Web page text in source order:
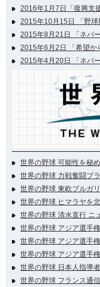
2016年1月7日「復興支
2015年10月15日 「野球
2015年8月21日 「ネパ
2015年6月2日 「希望か
2015年4月20日 「ネパ
世界の野球 可能性を秘
世界の野球 力戦奮闘ブ
世界の野球 東欧ブルガ
世界の野球 ヒマラヤを
世界の野球 清水直行 ニ
世界の野球 アジア選手
世界の野球 アジア選手
世界の野球 アジア選手
世界の野球 日本人指導
世界の野球 フランス通